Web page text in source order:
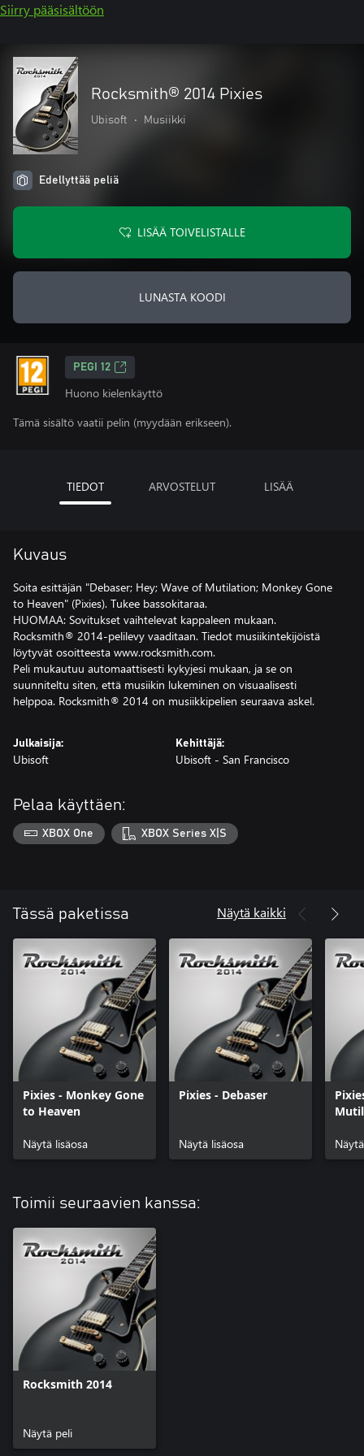
Siirry pääsisältöön
Rocksmith® 2014 Pixies
Ubisoft • Musiikki
Edellyttää peliä
LISÄÄ TOIVELISTALLE
LUNASTA KOODI
PEGI 12
Huono kielenkäyttö
Tämä sisältö vaatii pelin (myydään erikseen).
TIEDOT ARVOSTELUT LISÄÄ
Kuvaus
Soita esittäjän "Debaser; Hey; Wave of Mutilation; Monkey Gone
to Heaven" (Pixies). Tukee bassokitaraa.
HUOMAA: Sovitukset vaihtelevat kappaleen mukaan.
Rocksmith® 2014-pelilevy vaaditaan. Tiedot musiikintekijöistä
löytyvät osoitteesta www.rocksmith.com.
Peli mukautuu automaattisesti kykyjesi mukaan, ja se on
suunniteltu siten, että musiikin lukeminen on visuaalisesti
helppoa. Rocksmith® 2014 on musiikkipelien seuraava askel.
Julkaisija:
Ubisoft
Kehittäjä:
Ubisoft - San Francisco
Pelaa käyttäen:
XBOX One XBOX Series X|S
Tässä paketissa Näytä kaikki
Pixies - Monkey Gone
to Heaven
Näytä lisäosa
Pixies - Debaser
Näytä lisäosa
Toimii seuraavien kanssa:
Rocksmith 2014
Näytä peli